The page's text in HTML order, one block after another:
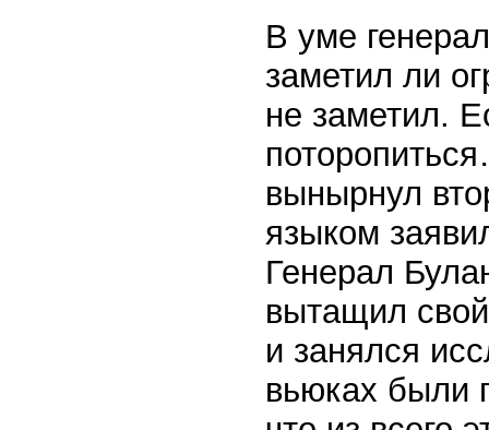
В уме
заметил ли
не заметил.
вынырнул
языком
Генерал
вытащил
и занялся
вьюках были